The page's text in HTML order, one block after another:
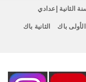
الثانية إعدادي
الأولى باك الثانية باك